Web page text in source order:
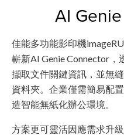
AI
佳能多功能影印機
嶄新AI Genie Connector
擷取文件關鍵資訊，並無
資料夾。企業僅需簡易配
造智能無紙化辦公環境。
方案更可靈活因應需求升